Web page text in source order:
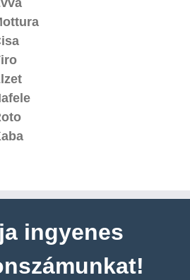
ingyenes